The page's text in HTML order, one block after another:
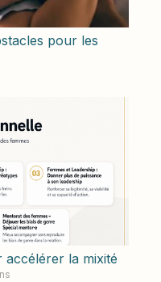
pour les
accélérer la mixité